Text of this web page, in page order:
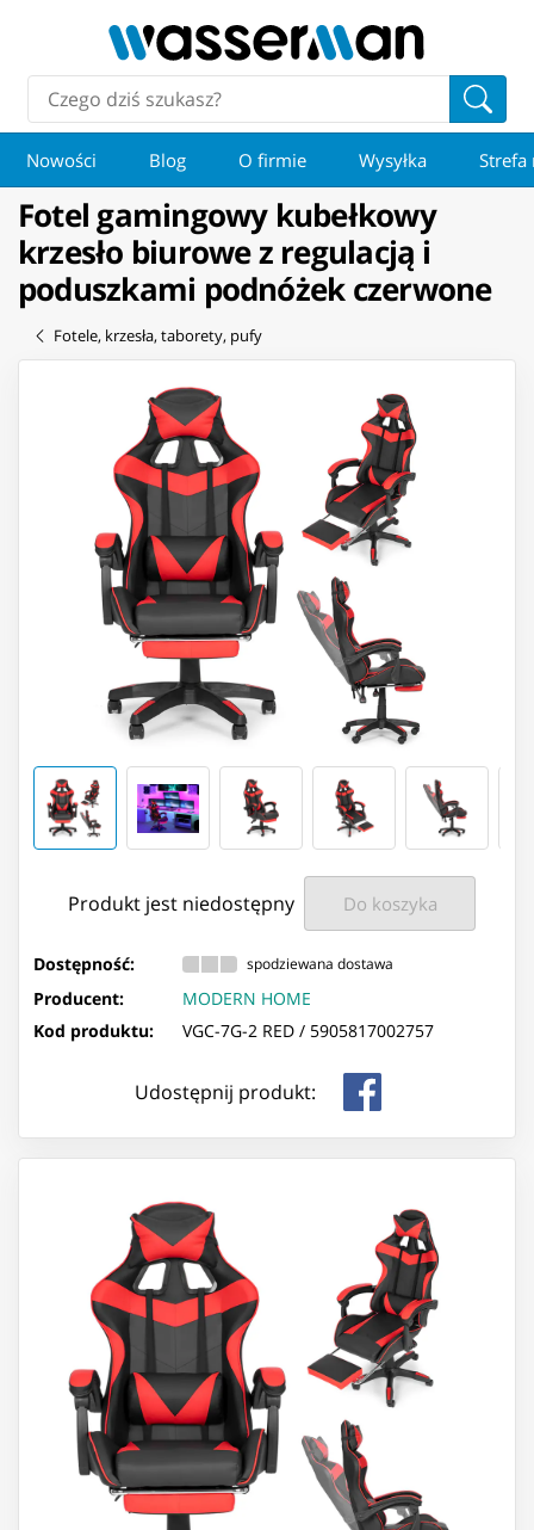
Nowości Blog O firmie Wysyłka Strefa
Fotel gamingowy kubełkowy
krzesło biurowe z regulacją i
poduszkami podnóżek czerwone
Fotele, krzesła, taborety, pufy
Produkt jest niedostępny Do koszyka
Dostępność: spodziewana dostawa
Producent:
MODERN HOME
Kod produktu:
VGC-7G-2 RED / 5905817002757
Udostępnij produkt: